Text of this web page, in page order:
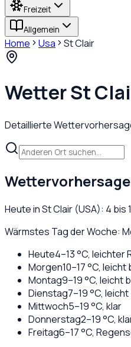
Freizeit
Allgemein
Home Usa St Clair
WetterSt
Detaillierte
Wettervorhersage
Heute inSt Clair (USA): 4 bis
Wärmstes Tag der Woche:
Heute4–13°C, leichter
Morgen10–17°C, leicht
Montag9–19°C, leicht
Dienstag7–19°C,
Mittwoch5–19°C, klar
Donnerstag2–19°C,
Freitag6–17°C,